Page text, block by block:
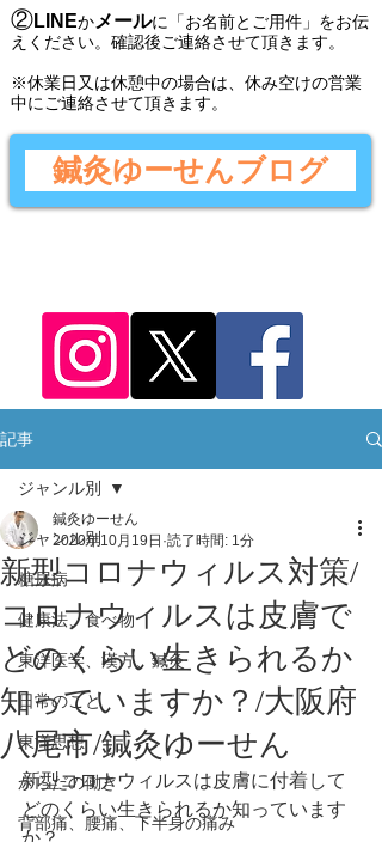
②LINEかメールに 「お名前とご用件 」 をお伝
えください。 確認後ご連絡させて頂きます。
​※休業日又は休憩中の場合は、休み空けの営業
中にご連絡させて頂きます。
鍼灸ゆーせんブログ
記事
ジャンル別
糖尿病
健康法、食べ物
東洋医学、漢方、鍼灸
日常のこと
東洋思想
からだの働き
背部痛、腰痛、下半身の痛み
ジャンル別
新型コロナウィルス対策/
コロナウィルスは皮膚で
どのくらい生きられるか
知っていますか？/大阪府
八尾市/鍼灸ゆーせん
鍼灸ゆーせん
2020年10月19日 読了時間: 1分
新型コロナウィルスは皮膚に付着して
どのくらい生きられるか知っています
か？